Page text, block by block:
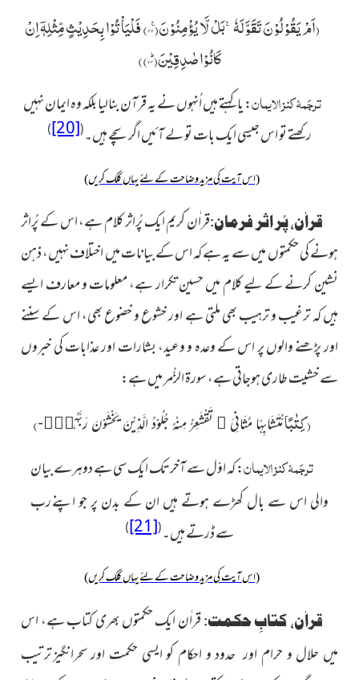
(اَمْ یَقُوْلُوْنَ تَقَوَّلَهٗۚ-بَلْ لَّا یُؤْمِنُوْنَۚ(۳۳) فَلْیَاْتُوْا بِحَدِیْثٍمِّثْلِهٖۤ اِنْ
كَانُوْا صٰدِقِیْنَؕ(۳۴)
)
ترجَمۂ کنز الایمان:یا کہتے ہیں اُنہوں نے یہ قرآن بنالیا بلکہ وہ ایمان نہیں
رکھتےتو اس جیسی ایک بات تو لے آئیں اگر سچے ہیں۔(
[20]
)
(اس آیت کی مزید وضاحت کے لئے یہاں کلک کریں)
قراٰن، پُر اثر فرمان:قراٰن کریم ایک پُراثر کلام ہے، اس کے پُراثر
ہونے کی حکمتوں میں سے یہ ہے کہ اس کے بیانات میں اختلاف نہیں، ذہن
نشین کرنے کے لیے کلام میں حسین تکرار ہے، معلومات و معارف ایسے
ہیں کہ ترغیب و ترہیب بھی ملتی ہے اور خشوع و خضوع بھی، اس کے سننے
اور پڑھنے والوں پر اس کے وعدہ و وعید، بشارات اور عذابات کی خبروں
سے خشیت طاری ہوجاتی ہے، سورۃ الزُّمر میں ہے:
(كِتٰبًامُّتَشَابِهًا مَّثَانِیَ ﳓ تَقْشَعِرُّ مِنْهُ جُلُوْدُ الَّذِیْنَ یَخْشَوْنَ رَبَّهُمْۚ-)
ترجَمۂ کنز الایمان:کہ اوّل سے آخر تک ایک سی ہے دوہرےبیان
والی اس سے بال کھڑے ہوتے ہیں ان کے بدن پر جو اپنےرب
سے ڈرتے ہیں۔(
[21]
)
(اس آیت کی مزید وضاحت کے لئے یہاں کلک کریں)
قراٰن، کتابِ حکمت:قراٰن ایک حکمتوں بھری کتاب ہے، اس
میں حلال و حرام اور حدود و احکام کو ایسی حکمت اور سحرانگیزترتیب